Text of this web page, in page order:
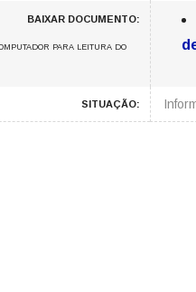
BAIXAR DOCUMENTO:
PARA LEITURA DO
SITUAÇÃO: